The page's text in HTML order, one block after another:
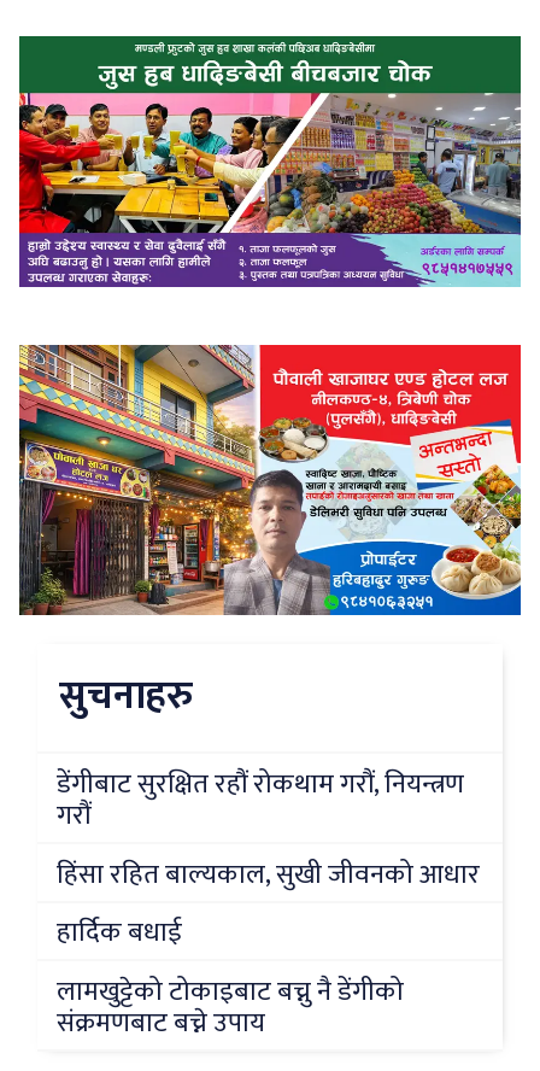
सुचनाहरु
डेंगीबाट सुरक्षित रहौं रोकथाम गरौं, नियन्त्रण
गरौं
हिंसा रहित बाल्यकाल, सुखी जीवनको आधार
हार्दिक बधाई
लामखुट्टेको टोकाइबाट बच्नु नै डेंगीको
संक्रमणबाट बच्ने उपाय